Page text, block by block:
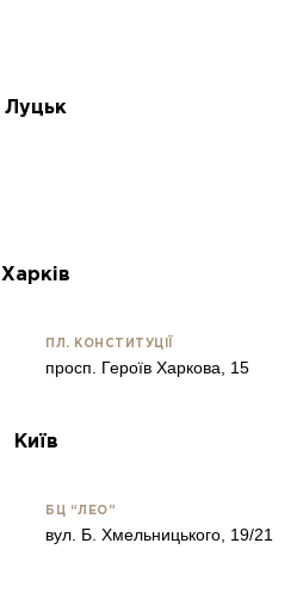
Луцьк
Харків
ПЛ. КОНСТИТУЦІЇ
просп. Героїв Харкова, 15
Київ
БЦ “ЛЕО”
вул. Б. Хмельницького, 19/21